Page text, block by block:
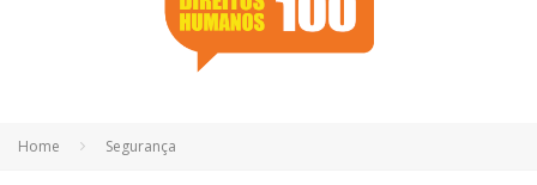
Home Segurança